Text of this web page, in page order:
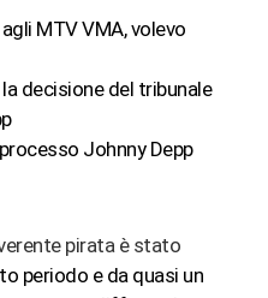
MTV VMA, volevo
decisione del tribunale
Johnny Depp
pirata è stato
periodo e da quasi un